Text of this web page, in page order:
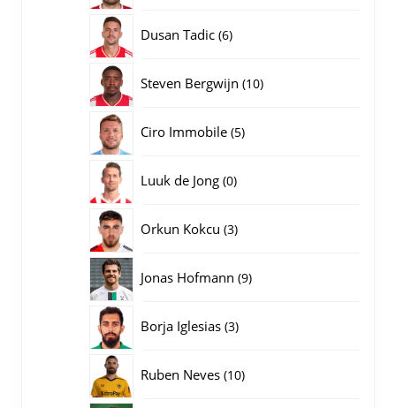
Dusan Tadic 66
Steven Bergwijn 1010
Ciro Immobile 55
Luuk de Jong 00
Orkun Kokcu 33
Jonas Hofmann 99
Borja Iglesias 33
Ruben Neves 1010